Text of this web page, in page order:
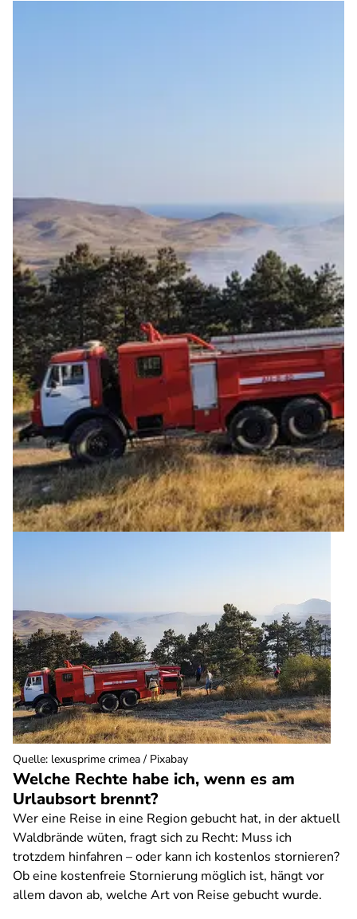
Welche Rechte habe ich, wenn es am
Urlaubsort brennt?
Wer eine Reise in eine Region gebucht hat, in der aktuell
Waldbrände wüten, fragt sich zu Recht: Muss ich
trotzdem hinfahren – oder kann ich kostenlos stornieren?
Ob eine kostenfreie Stornierung möglich ist, hängt vor
allem davon ab, welche Art von Reise gebucht wurde.
Quelle: lexusprime crimea / Pixabay